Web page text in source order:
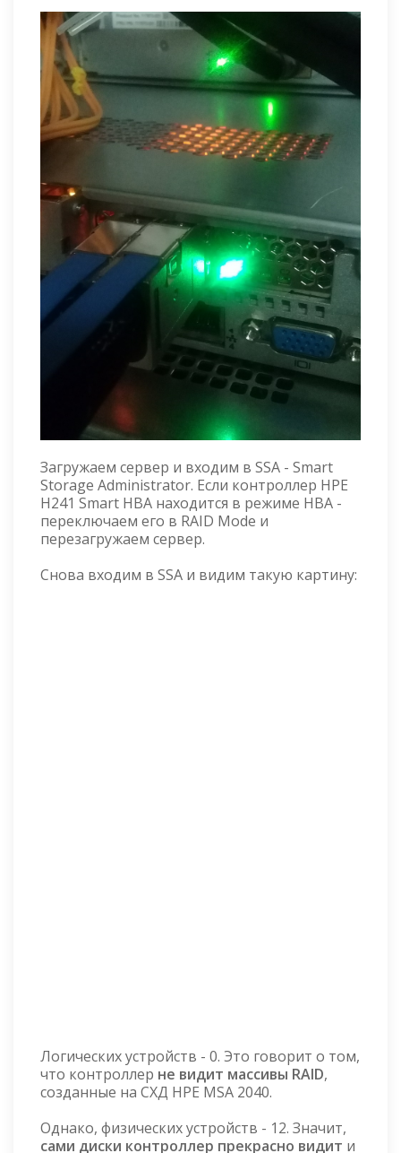
Загружаем сервер и входим в SSA - Smart
Storage Administrator. Если контроллер HPE
H241 Smart HBA находится в режиме HBA -
переключаем его в RAID Mode и
перезагружаем сервер.
Снова входим в SSA и видим такую картину:
Логических устройств - 0. Это говорит о том,
что контроллер не видит массивы RAID,
созданные на СХД HPE MSA 2040.
Однако, физических устройств - 12. Значит,
сами диски контроллер прекрасно видит и